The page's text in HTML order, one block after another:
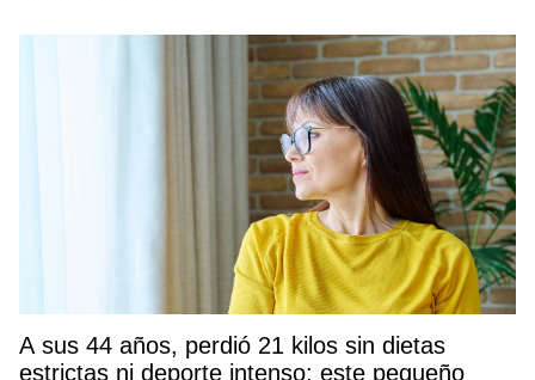
A sus 44 años, perdió 21 kilos sin dietas
estrictas ni deporte intenso: este pequeño